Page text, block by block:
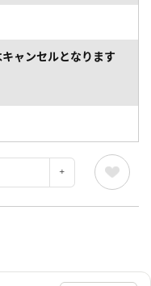
ャンセルとなります